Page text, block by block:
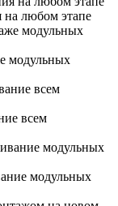
на любом этапе
модульных
всем
модульных